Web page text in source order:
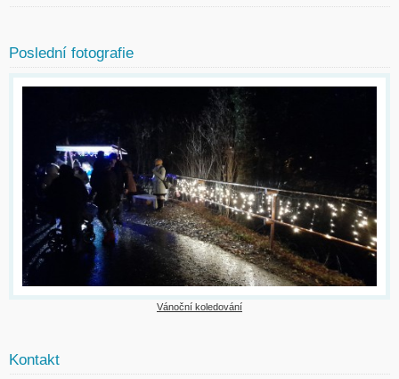
Poslední fotografie
Vánoční koledování
Kontakt